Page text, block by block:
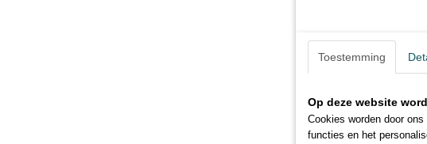
Toestemming
Op deze website
Cookies worden door
functies en het